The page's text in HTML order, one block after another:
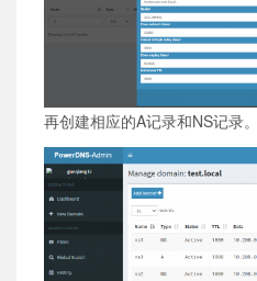
再创建相应的A记录和NS记录。